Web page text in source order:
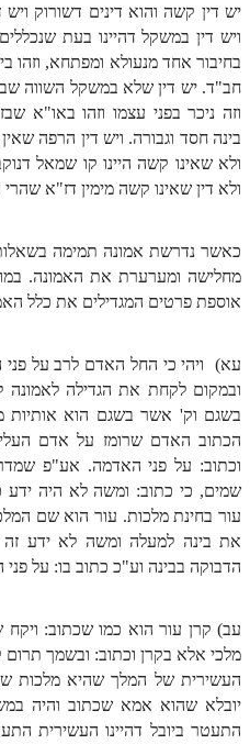
הזוהר הקדוש יתרו מתחילים
משפטים מתחילים
הזוהר הקדוש משפטים מתקדמים
הזוהר הקדוש תרומה השקפה
הזוהר הקדוש ספרא דצניעותא
הזוהר הקדוש תצווה מתקדמים
ספר הזוהר הקדוש כי תשא השקפה
ספר הזוהר הקדוש כי תשא מתקדמים
ספר הזוהר הקדוש ויקהל השקפה
ספר הזוהר הקדוש ויקהל מתקדמים
ספר הזוהר הקדוש פיקודי מתחילים
ספר הזוהר – ויקרא
ספר הזוהר הקדוש זוהר ויקרא השקפה
ספר הזוהר הקדוש זוהר ויקרא מתקדמים
יש דין קשה והוא דינים דשורוק ויש
ויש דין במשקל דהיינו בעת
בחיבור אחד מנעולא ומפתחא, וזהו
חב"ד. יש דין שלא במשקל השווה
וזה ניכר בפני עצמו וזהו באו"א
בינה חסד וגבורה. ויש דין הרפה
ולא שאינו קשה היינו קו שמאל
ולא דין שאינו קשה מימין דז"א
כאשר נדרשת אמונה תמימה
מחלישה ומערערת את האמונה.
אוספת פרטים המגדילים את כלל
עא) ויהי כי החל האדם לרב על
ובמקום לקחת את הגדילה לאמונה
בשגם וק' אשר בשגם הוא
הכתוב האדם שרומז על אדם
וכתוב: על פני האדמה. אע"פ
שמים, כי כתוב: ומשה לא היה ידע
עור בחינת מלכות. עור הוא שם
את בינה למעלה ומשה לא ידע זה
הדבוקה בבינה וע"כ כתוב בו: על
עב) קרן עור הוא כמו שכתוב:
מלכי אלא בקרן וכתוב: ובשמך תרום
העשירית של המלך שהיא מלכות
יובלא שהוא אמא שכתוב והיה
התעטר ביובל דהיינו העשירית